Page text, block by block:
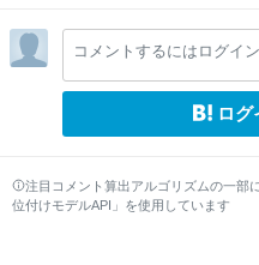
コメントするにはログイ
ログ
注目コメント算出アルゴリズムの一部
位付けモデルAPI」を使用しています